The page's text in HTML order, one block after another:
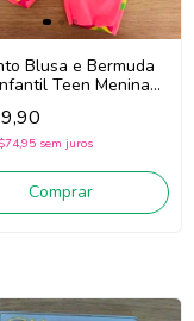
Blusa e Bermuda
Teen Menina
Fb170 (Branco/Rosa)
sem juros
Comprar